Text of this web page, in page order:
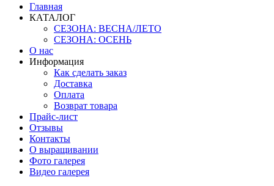
Главная
КАТАЛОГ
СЕЗОНА: ВЕСНА/ЛЕТО
СЕЗОНА: ОСЕНЬ
О нас
Информация
Как сделать заказ
Доставка
Оплата
Возврат товара
Прайс-лист
Отзывы
Контакты
О выращивании
Фото галерея
Видео галерея